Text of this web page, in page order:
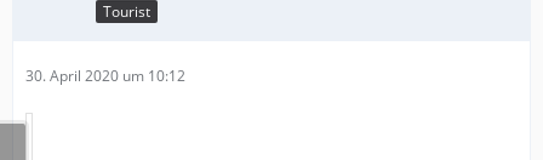
Tourist
30. April 2020 um 10:12